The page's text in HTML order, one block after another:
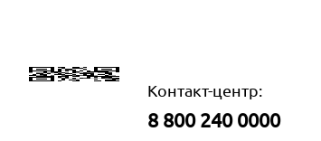
Контакт-центр:
8 800 240 0000